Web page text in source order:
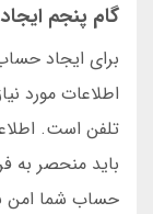
گام پنجم
برای ایجاد
اطلاعات مورد
تلفن است.
باید منحصر به
حساب شما امن